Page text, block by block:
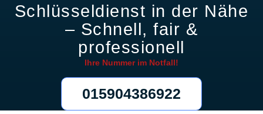
Schlüsseldienst in der Nähe
– Schnell, fair &
professionell
Ihre Nummer im Notfall!
015904386922